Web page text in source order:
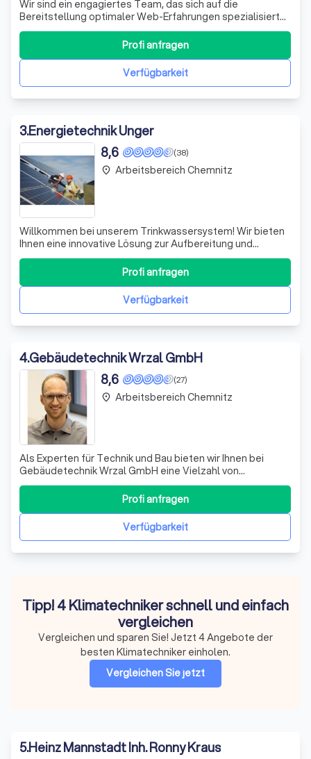
Wir sind ein engagiertes Team, das sich auf die
Bereitstellung optimaler Web-Erfahrungen spezialisiert
hat. Mit unserer Expertise setzen wir technisch
notwendige Cookies, um Ihnen ein reibungsloses Surfen
zu ermöglichen. Darüber hinaus bieten wir Ihnen die
Möglichkeit, Ihre Datenschutzeinstellungen
Verfügbarkeit
Profi anfragen
3.Energietechnik Unger
(38)
8,6
Willkommen bei unserem Trinkwassersystem! Wir bieten
Ihnen eine innovative Lösung zur Aufbereitung und
Verteilung von Wasser, die Sie bedenkenlos zum Kochen
und Trinken nutzen können. Unser System zeichnet sich
durch modernste Technologie aus, die nicht nur die
Qualität des Wassers verbessert, sonde
Verfügbarkeit
Profi anfragen
place Arbeitsbereich Chemnitz
4.Gebäudetechnik Wrzal GmbH
(27)
8,6
Als Experten für Technik und Bau bieten wir Ihnen bei
Gebäudetechnik Wrzal GmbH eine Vielzahl von
Dienstleistungen aus einer Hand. Ob es sich um Sanierung
oder Neubau im privaten, gewerblichen oder industriellen
Bereich handelt, wir sind Ihr zuverlässiger Partner. Unsere
Leidenschaft liegt in der EnVerfügbarkeit
Profi anfragen
place Arbeitsbereich Chemnitz
Tipp! 4 Klimatechniker schnell und einfach
vergleichen
Vergleichen und sparen Sie! Jetzt 4 Angebote der
besten Klimatechniker einholen.
Vergleichen Sie jetzt
5.Heinz Mannstadt Inh. Ronny Kraus